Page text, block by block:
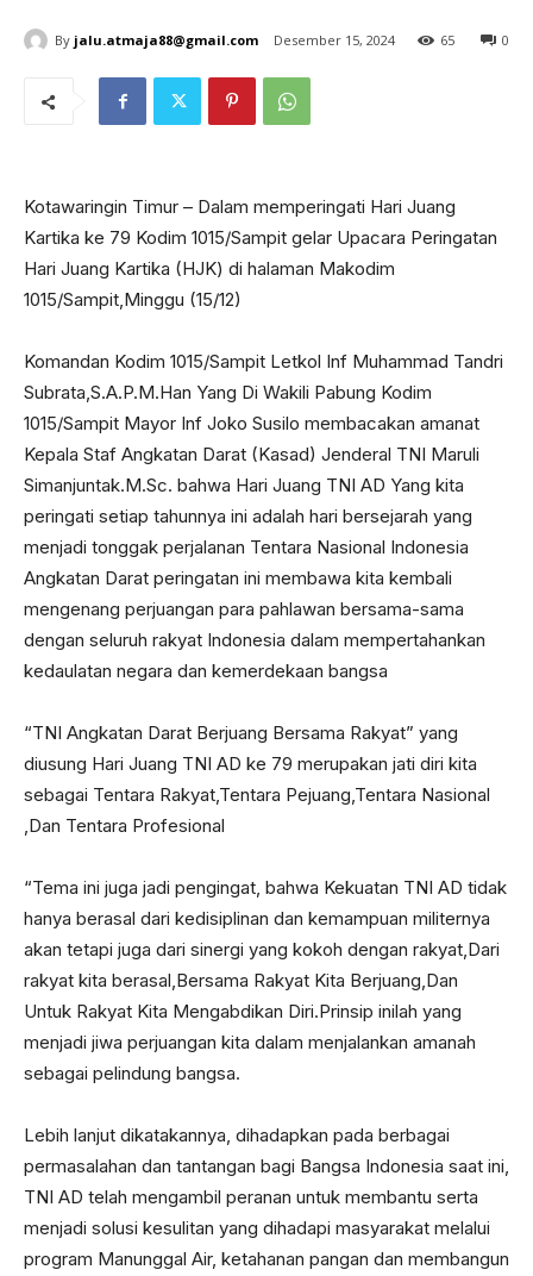
By jalu.atmaja88@gmail.com Desember 15, 2024 0
65
Kotawaringin Timur – Dalam memperingati Hari Juang
Kartika ke 79 Kodim 1015/Sampit gelar Upacara Peringatan
Hari Juang Kartika (HJK) di halaman Makodim
1015/Sampit,Minggu (15/12)
Komandan Kodim 1015/Sampit Letkol Inf Muhammad Tandri
Subrata,S.A.P.M.Han Yang Di Wakili Pabung Kodim
1015/Sampit Mayor Inf Joko Susilo membacakan amanat
Kepala Staf Angkatan Darat (Kasad) Jenderal TNI Maruli
Simanjuntak.M.Sc. bahwa Hari Juang TNI AD Yang kita
peringati setiap tahunnya ini adalah hari bersejarah yang
menjadi tonggak perjalanan Tentara Nasional Indonesia
Angkatan Darat peringatan ini membawa kita kembali
mengenang perjuangan para pahlawan bersama-sama
dengan seluruh rakyat Indonesia dalam mempertahankan
kedaulatan negara dan kemerdekaan bangsa
“TNI Angkatan Darat Berjuang Bersama Rakyat” yang
diusung Hari Juang TNI AD ke 79 merupakan jati diri kita
sebagai Tentara Rakyat,Tentara Pejuang,Tentara Nasional
,Dan Tentara Profesional
“Tema ini juga jadi pengingat, bahwa Kekuatan TNI AD tidak
hanya berasal dari kedisiplinan dan kemampuan militernya
akan tetapi juga dari sinergi yang kokoh dengan rakyat,Dari
rakyat kita berasal,Bersama Rakyat Kita Berjuang,Dan
Untuk Rakyat Kita Mengabdikan Diri.Prinsip inilah yang
menjadi jiwa perjuangan kita dalam menjalankan amanah
sebagai pelindung bangsa.
Lebih lanjut dikatakannya, dihadapkan pada berbagai
permasalahan dan tantangan bagi Bangsa Indonesia saat ini,
TNI AD telah mengambil peranan untuk membantu serta
menjadi solusi kesulitan yang dihadapi masyarakat melalui
program Manunggal Air, ketahanan pangan dan membangun